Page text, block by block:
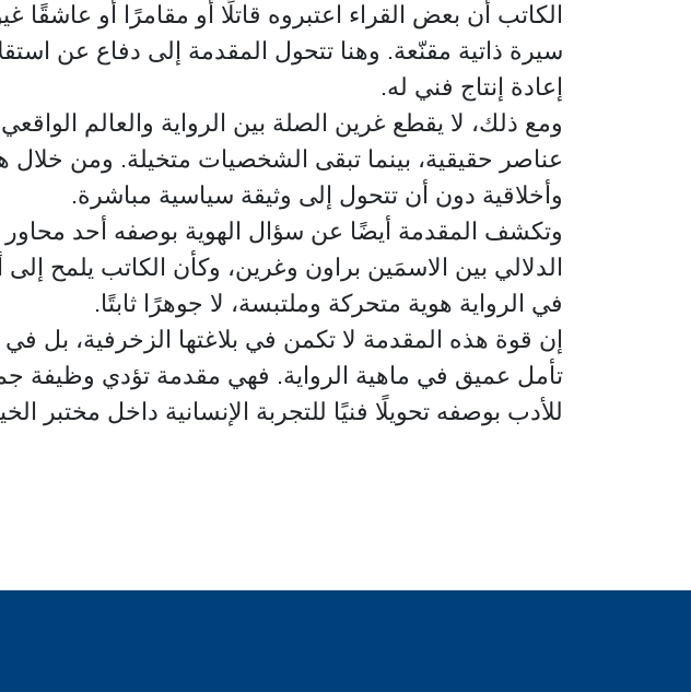
الكاتب أن بعض القراء اعتبروه قاتلًا أو مقامرًا أو
سيرة ذاتية مقنّعة. وهنا تتحول المقدمة إلى دفاع عن
إعادة إنتاج فني له.
ومع ذلك، لا يقطع غرين الصلة بين الرواية والعالم
عناصر حقيقية، بينما تبقى الشخصيات متخيلة. ومن خلال
وأخلاقية دون أن تتحول إلى وثيقة سياسية مباشرة.
وتكشف المقدمة أيضًا عن سؤال الهوية بوصفه أحد محاور
الدلالي بين الاسمَين براون وغرين، وكأن الكاتب يلمح
في الرواية هوية متحركة وملتبسة، لا جوهرًا ثابتًا.
إن قوة هذه المقدمة لا تكمن في بلاغتها الزخرفية، بل
تأمل عميق في ماهية الرواية. فهي مقدمة تؤدي وظيفة
للأدب بوصفه تحويلًا فنيًا للتجربة الإنسانية داخل مختبر